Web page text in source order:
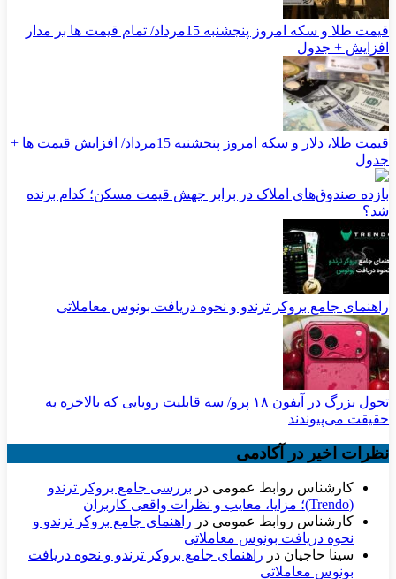
قیمت طلا و سکه امروز پنجشنبه 15مرداد/ تمام قیمت ها بر مدار
افزایش + جدول
قیمت طلا، دلار و سکه امروز پنجشنبه 15مرداد/ افزایش قیمت ها +
جدول
بازده صندوق‌های املاک در برابر جهش قیمت مسکن؛ کدام برنده
شد؟
راهنمای جامع بروکر ترندو و نحوه دریافت بونوس معاملاتی
تحول بزرگ در آیفون ۱۸ پرو/ سه قابلیت رویایی که بالاخره به
حقیقت می‌پیوندند
نظرات اخیر در آکادمی
کارشناس روابط عمومی در بررسی جامع بروکر ترندو
(Trendo)؛ مزایا، معایب و نظرات واقعی کاربران
کارشناس روابط عمومی در راهنمای جامع بروکر ترندو و
نحوه دریافت بونوس معاملاتی
سینا حاجیان در راهنمای جامع بروکر ترندو و نحوه دریافت
بونوس معاملاتی